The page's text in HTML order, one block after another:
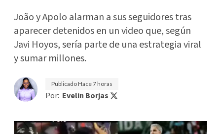
João y Apolo alarman a sus seguidores tras
aparecer detenidos en un video que, según
Javi Hoyos, sería parte de una estrategia viral
y sumar millones.
PublicadoHace 7 horas
Por: Evelin Borjas